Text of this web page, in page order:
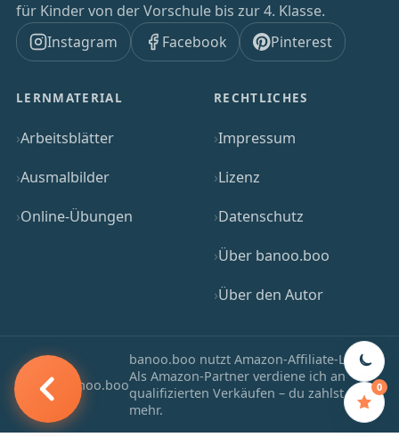
für Kinder von der Vorschule bis zur 4. Klasse.
Instagram
Facebook Pinterest
LERNMATERIAL
Arbeitsblätter
Ausmalbilder
Online-Übungen
RECHTLICHES
Impressum
Lizenz
Datenschutz
Über banoo.boo
Über den Autor
© 2025 banoo.boo
banoo.boo nutzt Amazon-Affiliate-Links.
Als Amazon-Partner verdiene ich an
qualifizierten Verkäufen – du zahlst nie
mehr.
0